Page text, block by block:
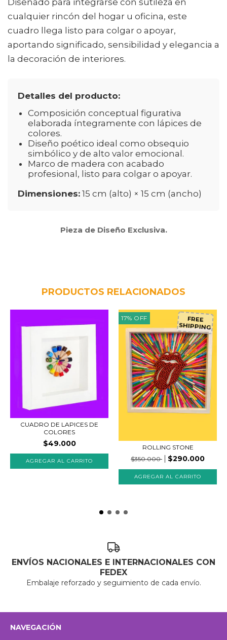
Diseñado para integrarse con sutileza en
cualquier rincón del hogar u oficina, este
cuadro llega listo para colgar o apoyar,
aportando significado, sensibilidad y elegancia a
la decoración de interiores.
Detalles del producto:
Composición conceptual figurativa
elaborada íntegramente con lápices de
colores.
Diseño poético ideal como obsequio
simbólico y de alto valor emocional.
Marco de madera con acabado
profesional, listo para colgar o apoyar.
Dimensiones: 15 cm (alto) × 15 cm (ancho)
Pieza de Diseño Exclusiva.
PRODUCTOS RELACIONADOS
CUADRO DE LAPICES DE
COLORES
$49.000
17% OFF FREE
SHIPPING
ROLLING STONE
$350.000
$290.000
ENVÍOS NACIONALES E INTERNACIONALES CON
FEDEX
Embalaje reforzado y seguimiento de cada envío.
NAVEGACIÓN